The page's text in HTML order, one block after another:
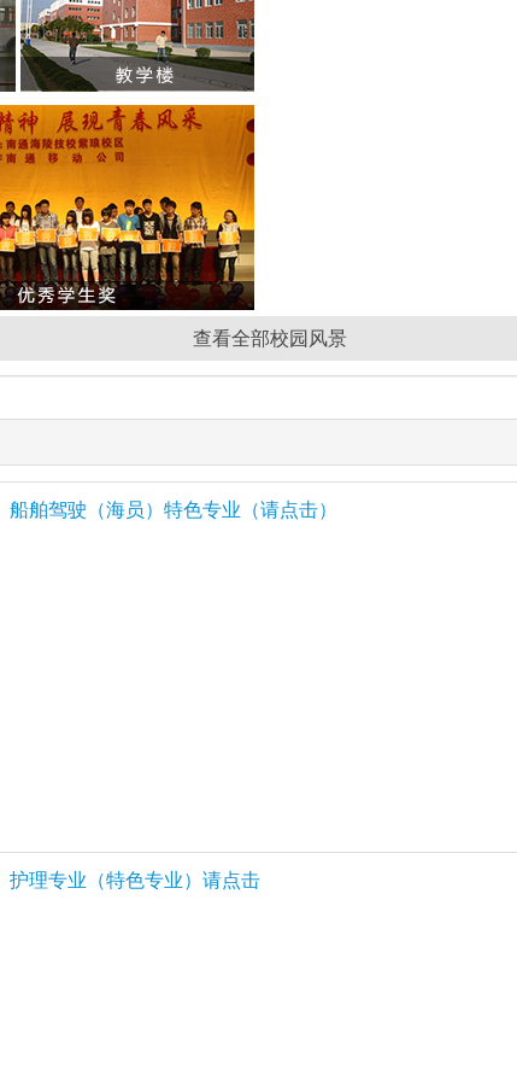
查看全部校园风景
船舶驾驶（海员）特色专业（请点击）
护理专业（特色专业）请点击